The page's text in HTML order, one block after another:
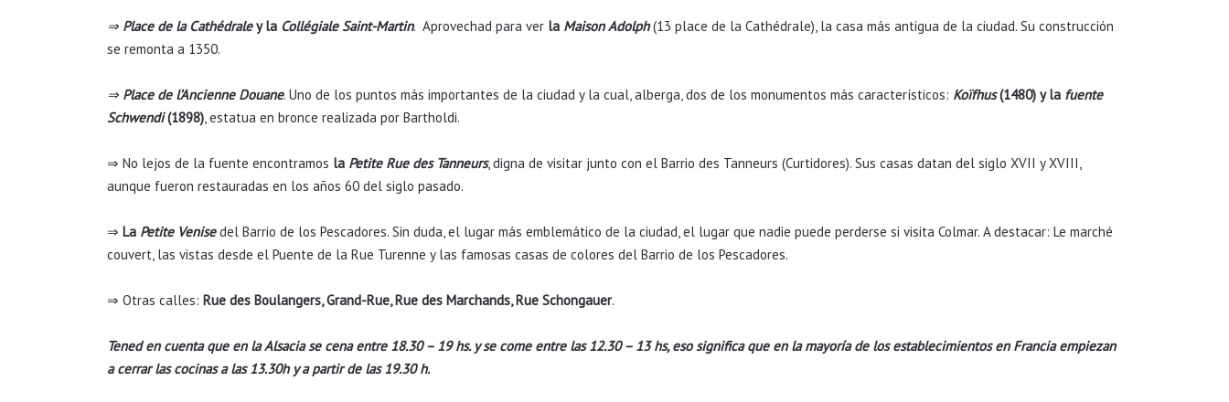
⇒ Place de la Cathédraley la Collégiale Saint-Martin. Aprovechad para ver la Maison Adolph(13 place de la Cathédrale), la casa más antigua de la ciudad. Su construcción
se remonta a 1350.
⇒ Place de l’Ancienne Douane. Uno de los puntos más importantes de la ciudad y la cual, alberga, dos de los monumentos más característicos: Koïfhus(1480) y la fuente
Schwendi(1898), estatua en bronce realizada por Bartholdi.
⇒ No lejos de la fuente encontramos la Petite Rue des Tanneurs, digna de visitar junto con el Barrio des Tanneurs (Curtidores). Sus casas datan del siglo XVII y XVIII,
aunque fueron restauradas en los años 60 del siglo pasado.
⇒ La Petite Venisedel Barrio de los Pescadores. Sin duda, el lugar más emblemático de la ciudad, el lugar que nadie puede perderse si visita Colmar. A destacar: Le marché
couvert, las vistas desde el Puente de la Rue Turenne y las famosas casas de colores del Barrio de los Pescadores.
⇒ Otras calles: Rue des Boulangers, Grand-Rue, Rue des Marchands, Rue Schongauer.
Tened en cuenta que en la Alsacia se cena entre 18.30 – 19 hs. y se come entre las 12.30 – 13 hs, eso significa que en la mayoría de los establecimientos en Francia empiezan
a cerrar las cocinas a las 13.30h y a partir de las 19.30 h.